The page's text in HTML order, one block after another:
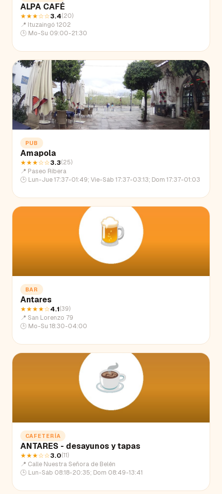
ALPA CAFÉ
★★★☆☆3.4(20)
📍 Ituzaingó 1202
🕒 Mo-Su 09:00-21:30
PUB
Amapola
★★★☆☆3.3(25)
📍 Paseo Ribera
🕒 Lun-Jue 17:37-01:49; Vie-Sáb 17:37-03:13; Dom 17:37-01:03
BAR
Antares
★★★★☆4.1(39)
📍 San Lorenzo 79
🕒 Mo-Su 18:30-04:00
CAFETERÍA
ANTARES - desayunos y tapas
★★★☆☆3.0(11)
📍 Calle Nuestra Señora de Belén
🕒 Lun-Sáb 08:18-20:35; Dom 08:49-13:41